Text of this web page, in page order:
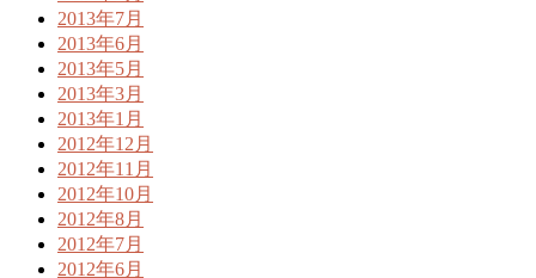
2013年7月
2013年6月
2013年5月
2013年3月
2013年1月
2012年12月
2012年11月
2012年10月
2012年8月
2012年7月
2012年6月